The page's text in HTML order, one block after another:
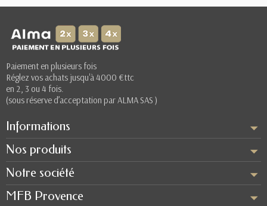
Paiement en plusieurs fois
Réglez vos achats jusqu'à 4000 €ttc
en 2, 3 ou 4 fois.
(sous réserve d’acceptation par ALMA SAS )
Informations
Nos produits
Notre société
MFB Provence